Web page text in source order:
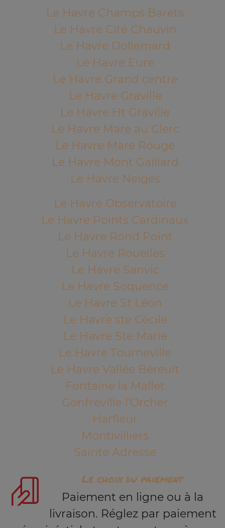
Le Havre Champs Barets
Le Havre Cité Chauvin
Le Havre Dollemard
Le Havre Eure
Le Havre Grand centre
Le Havre Graville
Le Havre Ht Graville
Le Havre Mare au Clerc
Le Havre Mare Rouge
Le Havre Mont Gaillard
Le Havre Neiges
Le Havre Observatoire
Le Havre Points Cardinaux
Le Havre Rond Point
Le Havre Rouelles
Le Havre Sanvic
Le Havre Soquence
Le Havre St Léon
Le Havre ste Cécile
Le Havre Ste Marie
Le Havre Tourneville
Le Havre Vallée Béreult
Fontaine la Mallet
Gonfreville l'Orcher
Harfleur
Montivilliers
Sainte Adresse
Le choix du paiement
Paiement en ligne ou à la
livraison. Réglez par paiement